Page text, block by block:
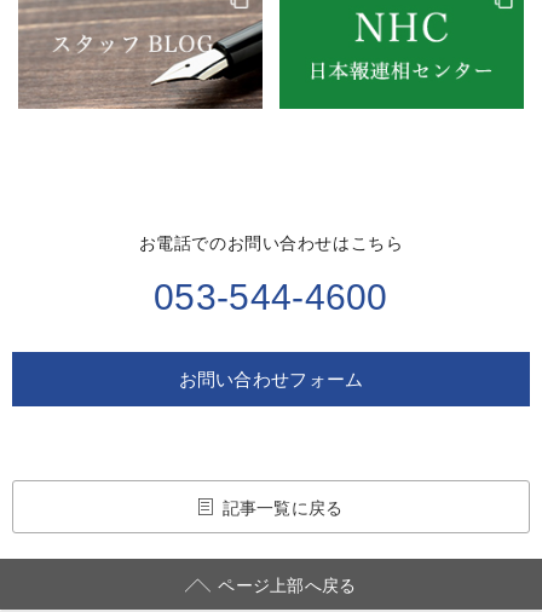
お電話でのお問い合わせはこちら
053-544-4600
お問い合わせフォーム
記事一覧に戻る
ページ上部へ戻る